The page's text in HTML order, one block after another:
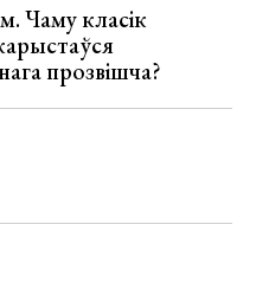
Чаму класік
прозвішча?